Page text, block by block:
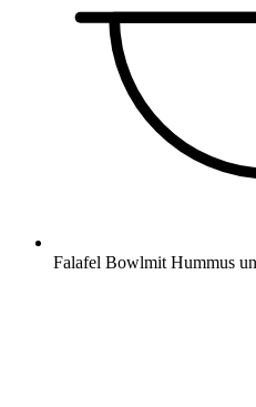
Falafel Bowlmit Hummus